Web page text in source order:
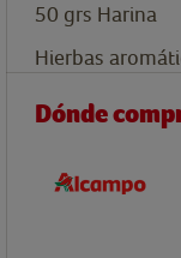
50 grs Harina
Hierbas
Dónde